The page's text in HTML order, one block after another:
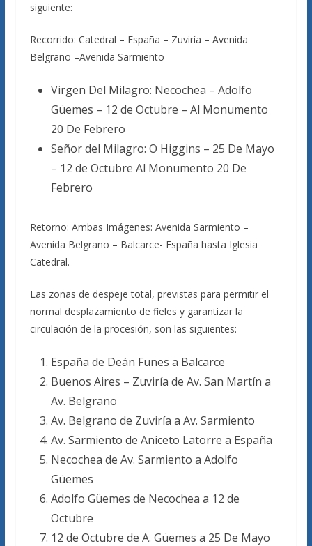
siguiente:
Recorrido: Catedral – España – Zuviría – Avenida
Belgrano –Avenida Sarmiento
Virgen Del Milagro: Necochea – Adolfo
Güemes – 12 de Octubre – Al Monumento
20 De Febrero
Señor del Milagro: O Higgins – 25 De Mayo
– 12 de Octubre Al Monumento 20 De
Febrero
Retorno: Ambas Imágenes: Avenida Sarmiento –
Avenida Belgrano – Balcarce- España hasta Iglesia
Catedral.
Las zonas de despeje total, previstas para permitir el
normal desplazamiento de fieles y garantizar la
circulación de la procesión, son las siguientes:
España de Deán Funes a Balcarce
Buenos Aires – Zuviría de Av. San Martín a
Av. Belgrano
Av. Belgrano de Zuviría a Av. Sarmiento
Av. Sarmiento de Aniceto Latorre a España
Necochea de Av. Sarmiento a Adolfo
Güemes
Adolfo Güemes de Necochea a 12 de
Octubre
12 de Octubre de A. Güemes a 25 De Mayo